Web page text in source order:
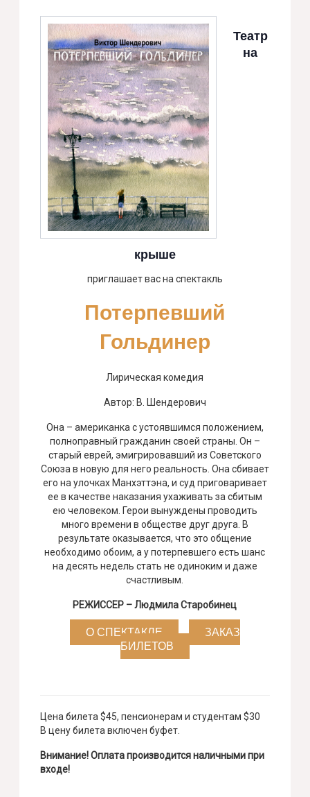
Театр
на
крыше
приглашает вас на спектакль
Потерпевший
Гольдинер
Лирическая комедия
Автор: В. Шендерович
Она – американка с устоявшимся положением,
полноправный гражданин своей страны. Он –
старый еврей, эмигрировавший из Советского
Союза в новую для него реальность. Она сбивает
его на улочках Манхэттэна, и суд приговаривает
ее в качестве наказания ухаживать за сбитым
ею человеком. Герои вынуждены проводить
много времени в обществе друг друга. В
результате оказывается, что это общение
необходимо обоим, а у потерпевшего есть шанс
на десять недель стать не одиноким и даже
счастливым.
РЕЖИССЕР – Людмила Старобинец
О СПЕКТАКЛЕ
ЗАКАЗ
БИЛЕТОВ
Цена билета $45, пенсионерам и студентам $30
В цену билета включен буфет.
Внимание! Оплата производится наличными при
входе!